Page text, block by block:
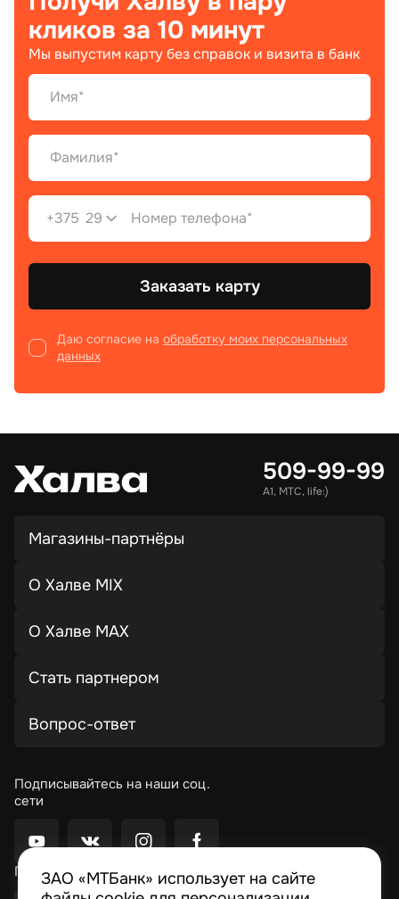
ЗАО «МТБанк» использует на сайте
кликов за 10 минут
Мы выпустим карту без справок и визита в банк
+375 29
Заказать карту
Даю согласие на обработку моих персональных
данных
509-99-99
А1, МТС, life:)
Магазины-партнёры
О Халве MIX
О Халве MAX
Стать партнером
Вопрос-ответ
Подписывайтесь на наши соц.
сети
Приложение Moby